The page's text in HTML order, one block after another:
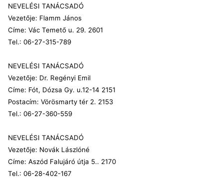
NEVELÉSI TANÁCSADÓ
Vezetője: Flamm János
Címe: Vác Temető u. 29. 2601
Tel.: 06-27-315-789
NEVELÉSI TANÁCSADÓ
Vezetője: Dr. Regényi Emil
Címe: Fót, Dózsa Gy. u.12-14 2151
Postacím: Vörösmarty tér 2. 2153
Tel.: 06-27-360-559
NEVELÉSI TANÁCSADÓ
Vezetője: Novák Lászlóné
Címe: Aszód Falujáró útja 5.. 2170
Tel.: 06-28-402-167